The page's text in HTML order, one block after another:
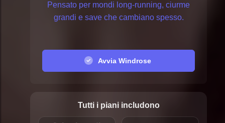
Pensato per mondi long-running, ciurme
grandi e save che cambiano spesso.
Avvia Windrose
Tutti i piani includono